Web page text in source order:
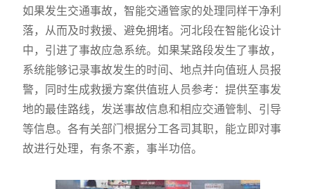
如果发生交通事故，智能交通管家的处理同样干净利
落，从而及时救援、避免拥堵。河北段在智能化设计
中，引进了事故应急系统。如果某路段发生了事故，
系统能够记录事故发生的时间、地点并向值班人员报
警，同时生成救援方案供值班人员参考：提供至事发
地的最佳路线，发送事故信息和相应交通管制、引导
等信息。各有关部门根据分工各司其职，能立即对事
故进行处理，有条不紊，事半功倍。